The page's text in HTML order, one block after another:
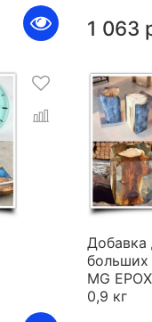
1 063
Добавка
больших
MG
0,9 кг